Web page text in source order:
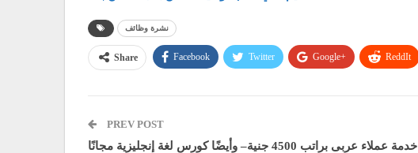
نشرة وظائف
Share Facebook Twitter Google+ ReddIt
PREV POST
خدمة عملاء عربى براتب 4500 جنية– وأيضًا كورس لغة إنجليزية مجانًا